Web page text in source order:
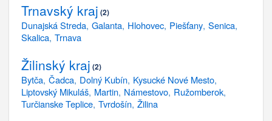
Trnavský kraj 2
Dunajská Streda Galanta Hlohovec Piešťany Senica
Skalica Trnava
Žilinský kraj 2
Bytča Čadca Dolný Kubín Kysucké Nové Mesto
Liptovský Mikuláš Martin Námestovo Ružomberok
Turčianske Teplice Tvrdošín Žilina